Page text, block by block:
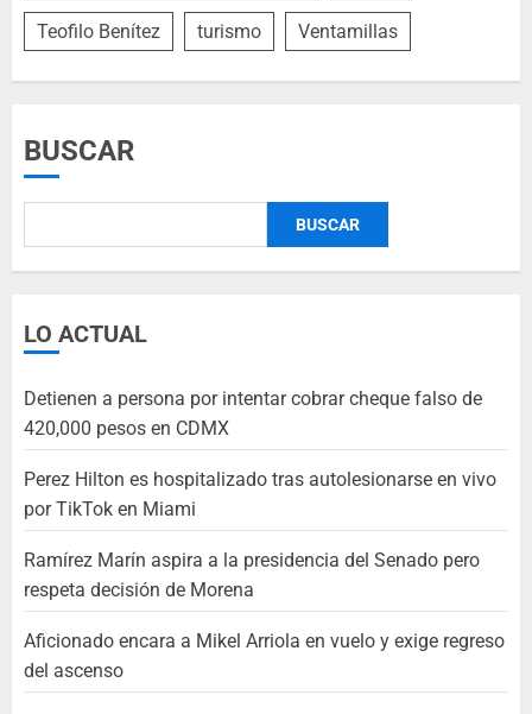
Teofilo Benítez turismo Ventamillas
BUSCAR
BUSCAR
LO ACTUAL
Detienen a persona por intentar cobrar cheque falso de
420,000 pesos en CDMX
Perez Hilton es hospitalizado tras autolesionarse en vivo
por TikTok en Miami
Ramírez Marín aspira a la presidencia del Senado pero
respeta decisión de Morena
Aficionado encara a Mikel Arriola en vuelo y exige regreso
del ascenso